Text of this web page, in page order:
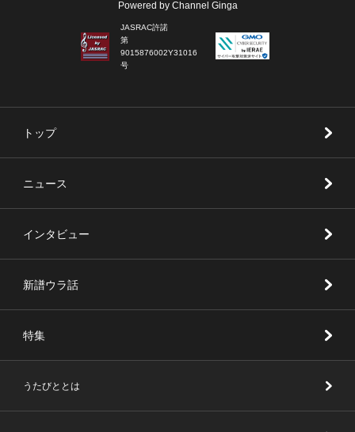
Powered by Channel Ginga
JASRAC許諾
第
9015876002Y31016
号
トップ
ニュース
インタビュー
新譜ウラ話
特集
うたびととは